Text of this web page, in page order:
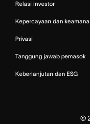
Relasi investor
Kepercayaan dan
Privasi
Tanggung jawab pemasok
Keberlanjutan dan ESG
©